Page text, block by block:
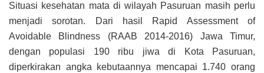
Situasi kesehatan mata di wilayah Pasuruan masih perlu
menjadi sorotan. Dari hasil Rapid Assessment of
Avoidable Blindness (RAAB 2014-2016) Jawa Timur,
dengan populasi 190 ribu jiwa di Kota Pasuruan,
diperkirakan angka kebutaannya mencapai 1.740 orang